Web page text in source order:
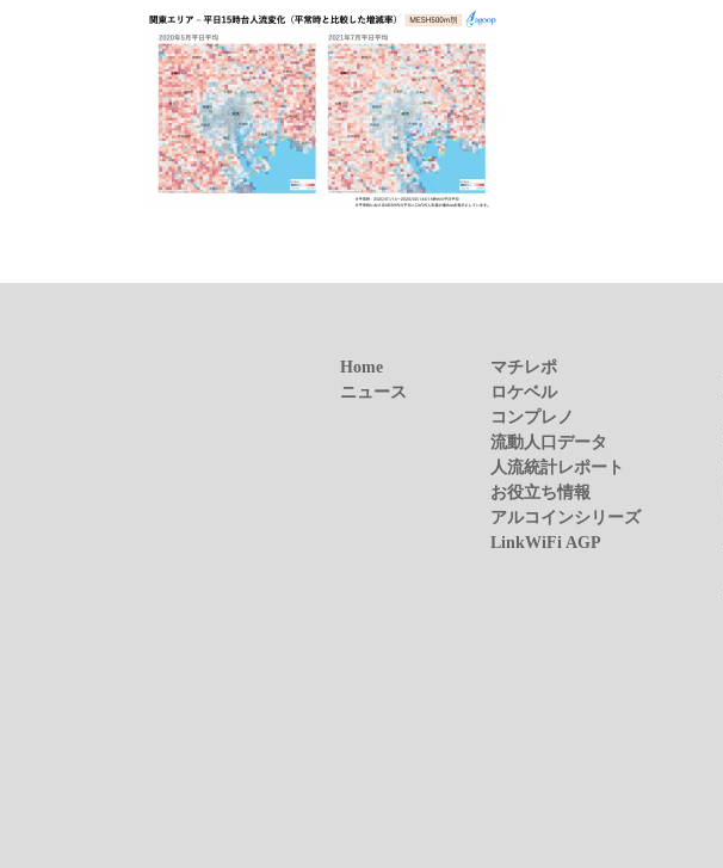
Home
ニュース
マチレポ
ロケベル
コンプレノ
流動人口データ
人流統計レポート
お役立ち情報
アルコインシリーズ
LinkWiFi AGP